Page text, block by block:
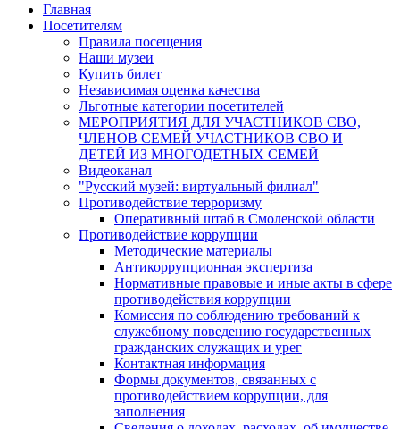
Главная
Посетителям
Правила посещения
Наши музеи
Купить билет
Независимая оценка качества
Льготные категории посетителей
МЕРОПРИЯТИЯ ДЛЯ УЧАСТНИКОВ СВО,
ЧЛЕНОВ СЕМЕЙ УЧАСТНИКОВ СВО И
ДЕТЕЙ ИЗ МНОГОДЕТНЫХ СЕМЕЙ
Видеоканал
"Русский музей: виртуальный филиал"
Противодействие терроризму
Оперативный штаб в Смоленской области
Противодействие коррупции
Методические материалы
Антикоррупционная экспертиза
Нормативные правовые и иные акты в сфере
противодействия коррупции
Комиссия по соблюдению требований к
служебному поведению государственных
гражданских служащих и урег
Контактная информация
Формы документов, связанных с
противодействием коррупции, для
заполнения